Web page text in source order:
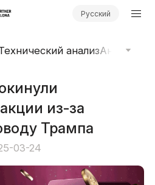
Русский
анализАнализ
из-за
Трампа
03-24